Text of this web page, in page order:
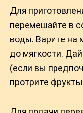
Для
перемешайте в
воды. Варите на
до мягкости.
(если вы
протрите